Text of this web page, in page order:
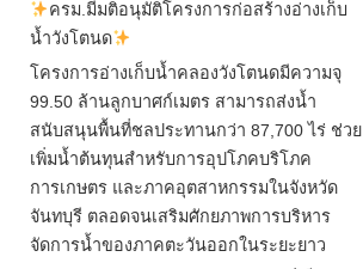
ครม.มีมติอนุมัติโครงการก่อสร้างอ่างเก็บ
น้ำวังโตนด
โครงการอ่างเก็บน้ำคลองวังโตนดมีความจุ
99.50 ล้านลูกบาศก์เมตร สามารถส่งน้ำ
สนับสนุนพื้นที่ชลประทานกว่า 87,700 ไร่ ช่วย
เพิ่มน้ำต้นทุนสำหรับการอุปโภคบริโภค
การเกษตร และภาคอุตสาหกรรมในจังหวัด
จันทบุรี ตลอดจนเสริมศักยภาพการบริหาร
จัดการน้ำของภาคตะวันออกในระยะยาว